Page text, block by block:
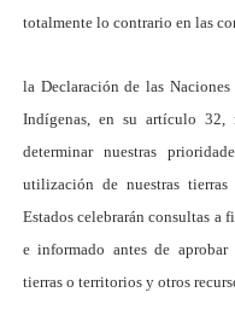
totalmente lo contrario en las
la Declaración de las
Indígenas, en su artículo 32,
determinar nuestras
utilización de nuestras
Estados celebrarán consultas
e informado antes de
tierras o territorios y otros